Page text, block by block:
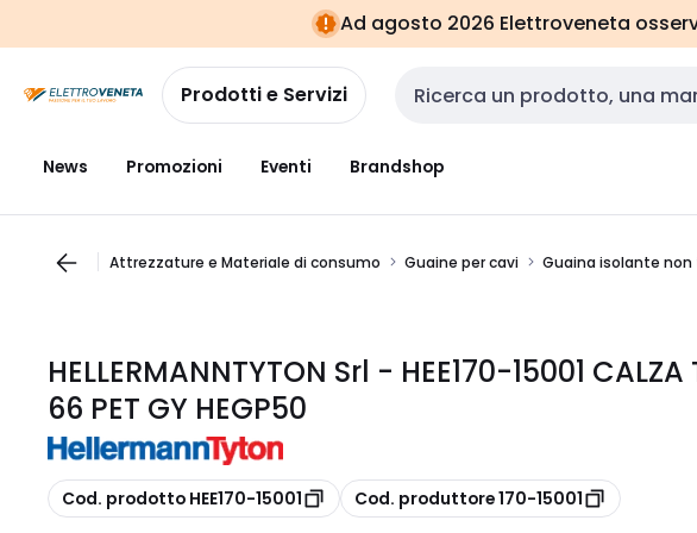
navigazionealla
pagina
Ad agosto 2026 Elettroveneta
Prodotti e Servizi Cerca input
News Promozioni Eventi Brandshop
Attrezzature e Materiale di consumo Guaine per cavi Guaina isolante
HELLERMANNTYTON Srl - HEE170-15001
66 PET GY HEGP50
copia
Cod. prodotto HEE170-15001 copia
Cod. produttore 170-15001